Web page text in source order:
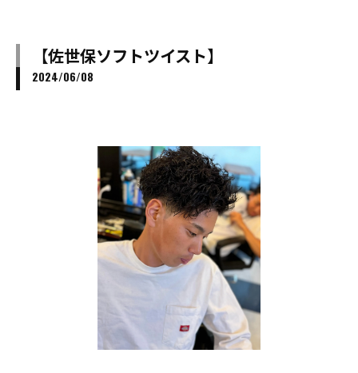
【佐世保ソフトツイスト】
2024/06/08